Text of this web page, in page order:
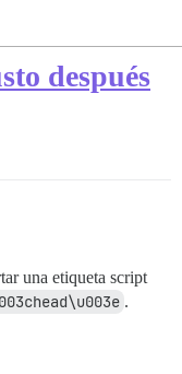
después
una etiqueta script
.